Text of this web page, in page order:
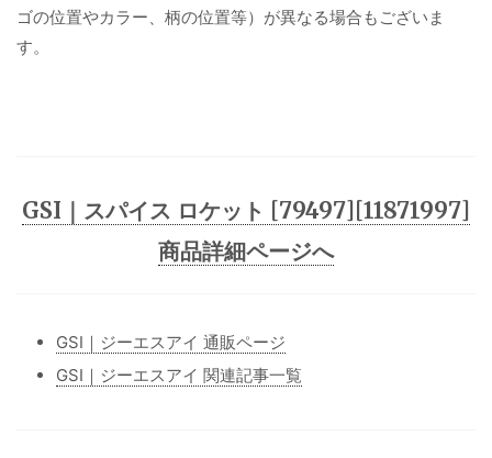
ゴの位置やカラー、柄の位置等）が異なる場合もございま
す。
GSI｜スパイス ロケット [79497][11871997]
商品詳細ページへ
GSI｜ジーエスアイ 通販ページ
GSI｜ジーエスアイ 関連記事一覧